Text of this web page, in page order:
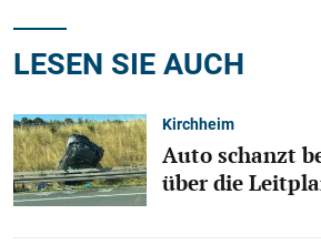
LESEN SIE AUCH
Kirchheim
Auto schanzt
über die